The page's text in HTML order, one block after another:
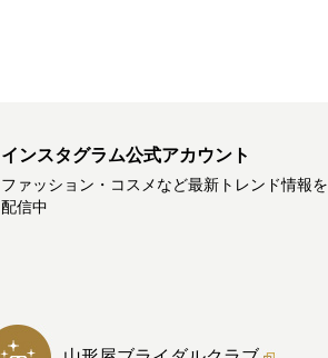
インスタグラム公式アカウント
ファッション・コスメなど最新トレンド情報を
配信中